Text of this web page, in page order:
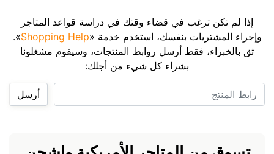
إذا لم تكن ترغب في قضاء وقتك في دراسة قواعد المتاجر
وإجراء المشتريات بنفسك، استخدم خدمة «Shopping Help
».
ثق بالخبراء، فقط أرسل روابط المنتجات، وسيقوم مشغلونا
بشراء كل شيء من أجلك:
أرسل